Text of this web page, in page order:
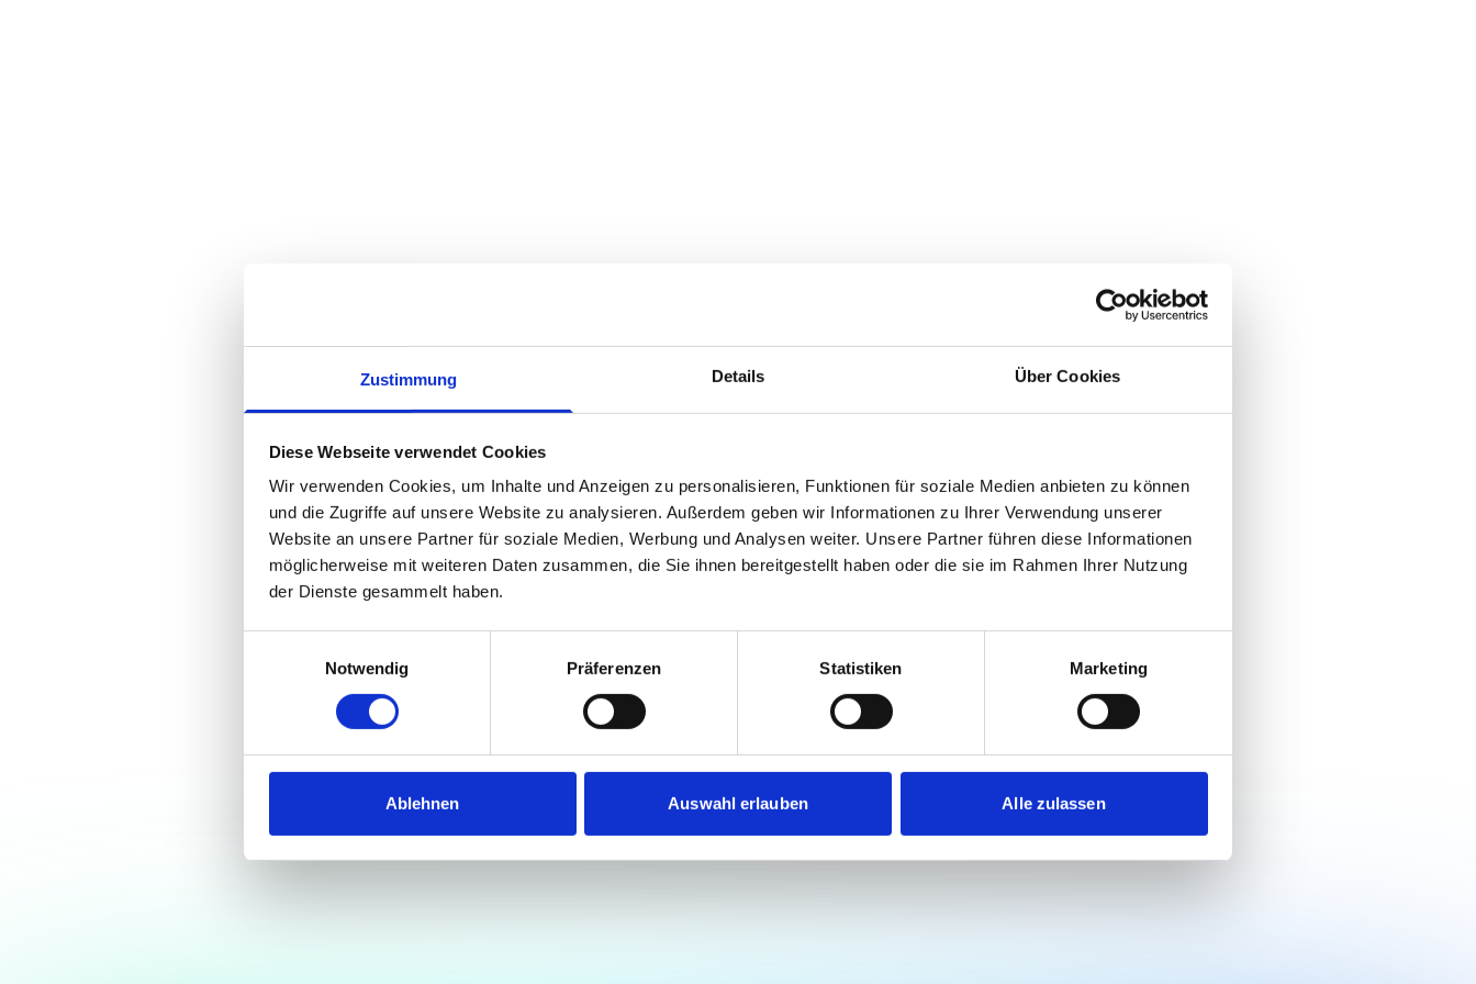
Zustimmung Details Über Cookies
Diese Webseite verwendet Cookies
Wir verwenden Cookies, um Inhalte und Anzeigen zu personalisieren, Funktionen für soziale Medien anbieten zu können
und die Zugriffe auf unsere Website zu analysieren. Außerdem geben wir Informationen zu Ihrer Verwendung unserer
Website an unsere Partner für soziale Medien, Werbung und Analysen weiter. Unsere Partner führen diese Informationen
möglicherweise mit weiteren Daten zusammen, die Sie ihnen bereitgestellt haben oder die sie im Rahmen Ihrer Nutzung
der Dienste gesammelt haben.
Notwendig
Präferenzen Statistiken Marketing
Ablehnen Auswahl erlauben Alle zulassen
500
t.at is not a function Please
https://github.com/markedjs/marked.